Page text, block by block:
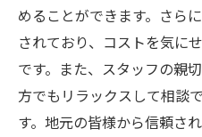
めることができます。さら
されており、コストを気に
です。また、スタッフの親
方でもリラックスして相談
す。地元の皆様から信頼さ